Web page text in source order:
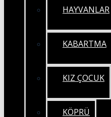
HAYVANLAR
KABARTMA
KIZ ÇOCUK
KÖPRÜ